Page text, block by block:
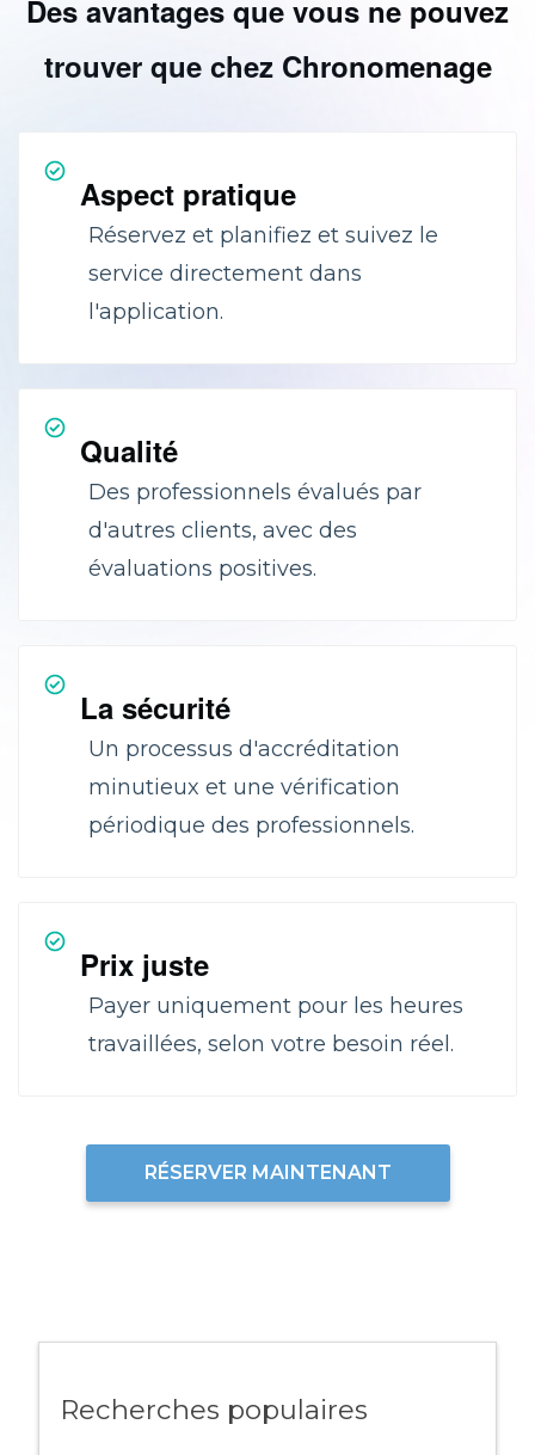
Des avantages que vous ne pouvez
trouver que chez Chronomenage
Aspect pratique
Réservez et planifiez et suivez le
service directement dans
l'application.
Qualité
Des professionnels évalués par
d'autres clients, avec des
évaluations positives.
La sécurité
Un processus d'accréditation
minutieux et une vérification
périodique des professionnels.
Prix juste
Payer uniquement pour les heures
travaillées, selon votre besoin réel.
RÉSERVER MAINTENANT
Recherches populaires